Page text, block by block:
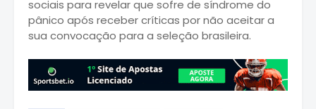
sociais para revelar que sofre de síndrome do
pânico após receber críticas por não aceitar a
sua convocação para a seleção brasileira.